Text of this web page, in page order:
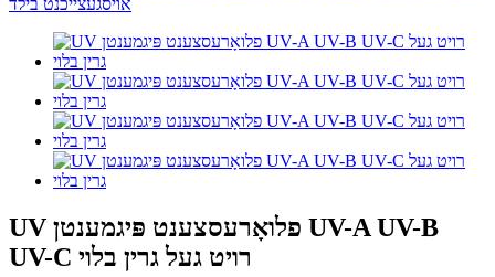
UV פלואָרעסצענט פּיגמענטן UV-A UV-B
UV-C רויט געל גרין בלוי